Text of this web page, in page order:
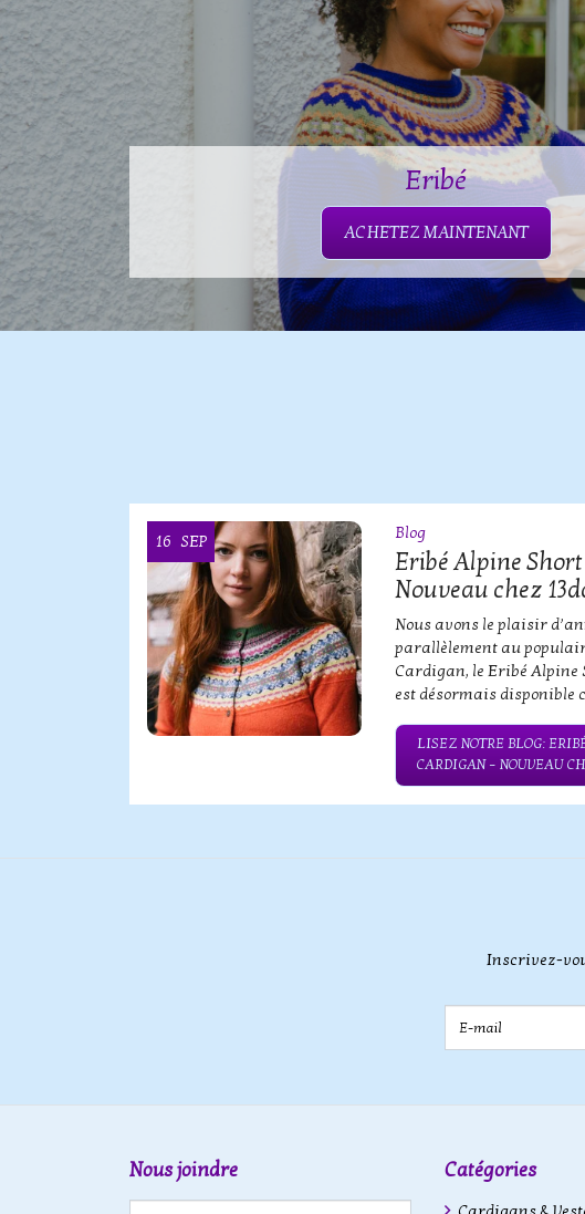
Eribé
ACHETEZ MAINTENANT
16 SEP Blog
Eribé Alpine
Nouveau chez
Nous avons le plaisir
parallèlement au
Cardigan, le Eribé Alpine
est désormais disponible
LISEZ NOTRE BLOG:
CARDIGAN – NOUVEAU
Inscrivez-
E-mail
Nous joindre Catégories